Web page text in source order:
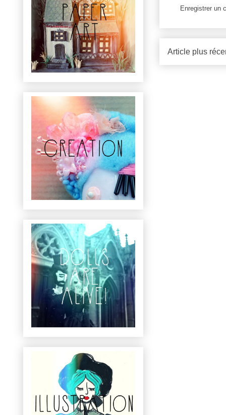
Enregistrer un
Article plus